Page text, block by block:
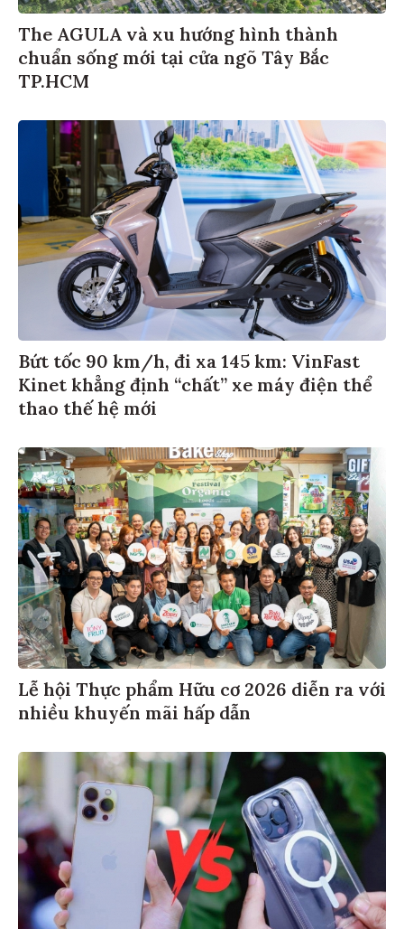
The AGULA và xu hướng hình thành
chuẩn sống mới tại cửa ngõ Tây Bắc
TP.HCM
Bứt tốc 90 km/h, đi xa 145 km: VinFast
Kinet khẳng định “chất” xe máy điện thể
thao thế hệ mới
Lễ hội Thực phẩm Hữu cơ 2026 diễn ra với
nhiều khuyến mãi hấp dẫn